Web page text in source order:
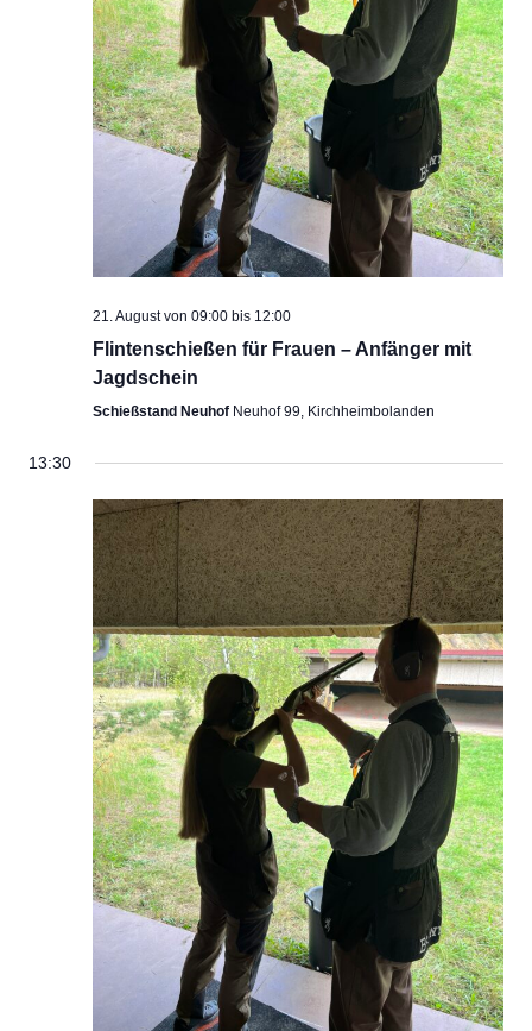
21. August von 09:00 bis 12:00
Flintenschießen für Frauen – Anfänger mit
Jagdschein
Schießstand Neuhof Neuhof 99, Kirchheimbolanden
13:30